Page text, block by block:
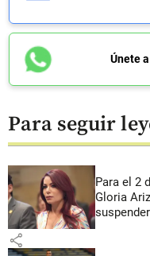
Únete
Para seguir
Para el 2
Gloria
share